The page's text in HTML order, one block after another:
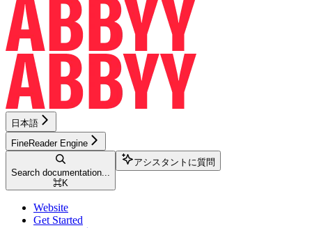
日本語
FineReader Engine
Search documentation...
⌘K
アシスタントに質問
Website
Get Started